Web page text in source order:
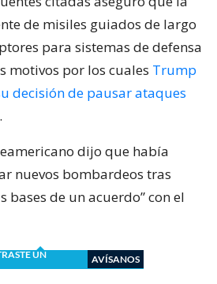
de misiles guiados de largo
para sistemas de defensa
motivos por los cuales Trump
decisión de pausar ataques
dijo que había
nuevos bombardeos tras
bases de un acuerdo” con el
UN
AVÍSANOS